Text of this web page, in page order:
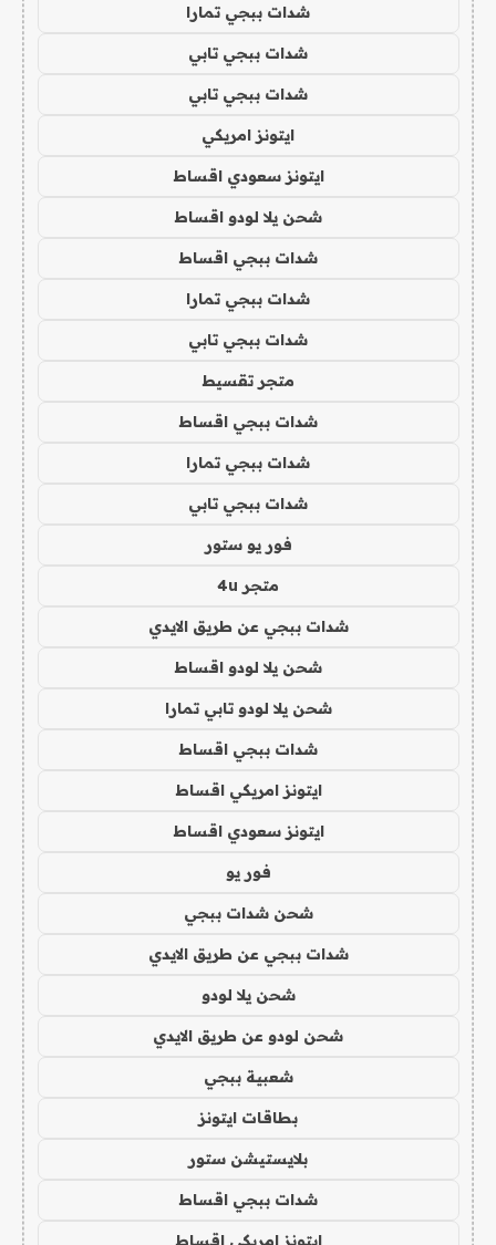
شدات ببجي تمارا
شدات ببجي تابي
شدات ببجي تابي
ايتونز امريكي
ايتونز سعودي اقساط
شحن يلا لودو اقساط
شدات ببجي اقساط
شدات ببجي تمارا
شدات ببجي تابي
متجر تقسيط
شدات ببجي اقساط
شدات ببجي تمارا
شدات ببجي تابي
فور يو ستور
متجر 4u
شدات ببجي عن طريق الايدي
شحن يلا لودو اقساط
شحن يلا لودو تابي تمارا
شدات ببجي اقساط
ايتونز امريكي اقساط
ايتونز سعودي اقساط
فور يو
شحن شدات ببجي
شدات ببجي عن طريق الايدي
شحن يلا لودو
شحن لودو عن طريق الايدي
شعبية ببجي
بطاقات ايتونز
بلايستيشن ستور
شدات ببجي اقساط
ايتونز امريكي اقساط